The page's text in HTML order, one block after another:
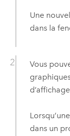
Une
dans la
Vous
dans un